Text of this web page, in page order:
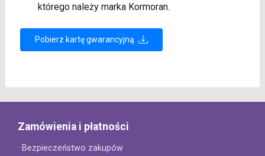
którego należy marka Kormoran.
Pobierz kartę gwarancyjną
Zamówienia i płatności
· Bezpieczeństwo zakupów